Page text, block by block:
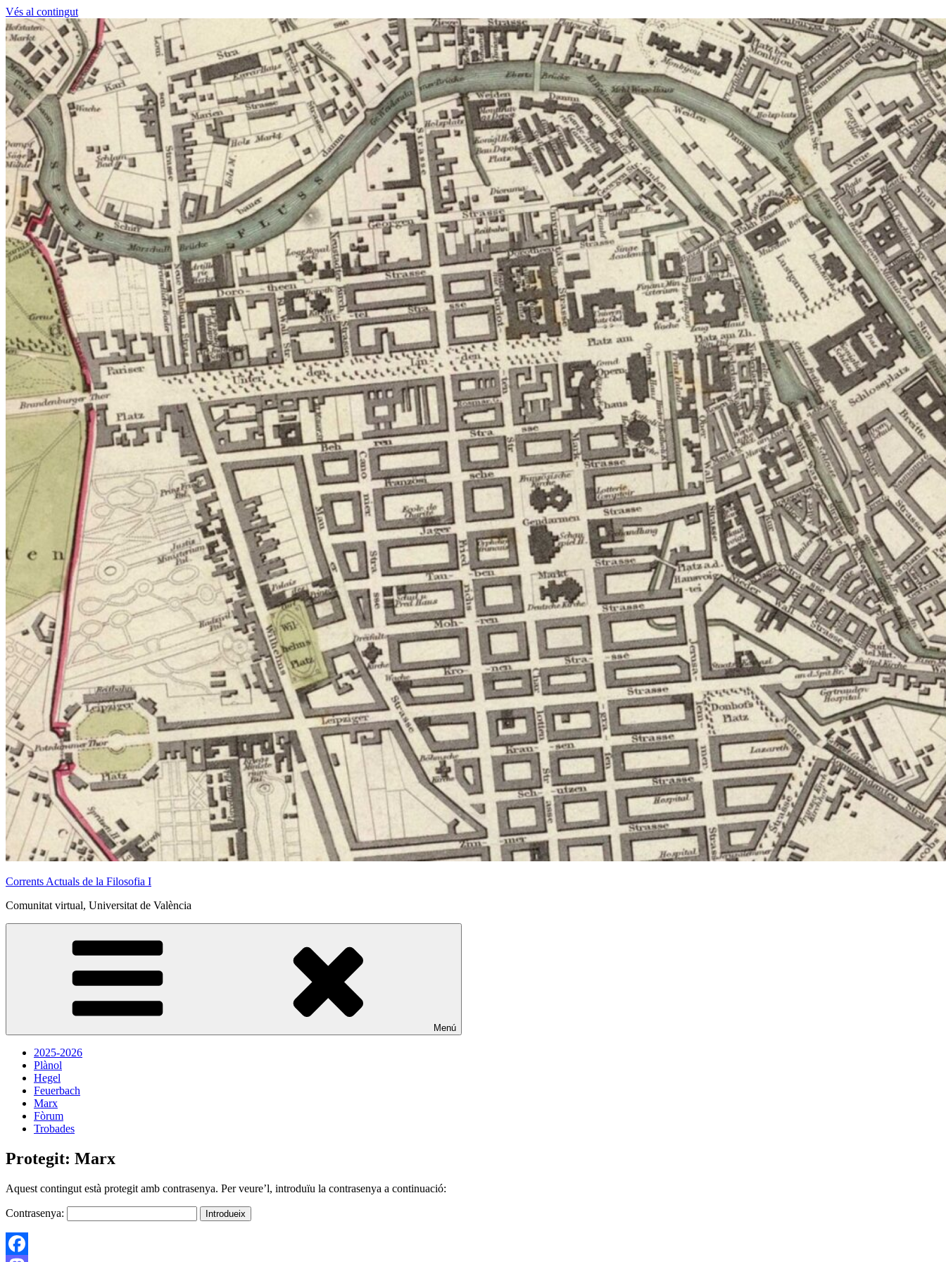
Vés al contingut
Corrents Actuals de la Filosofia I
Comunitat virtual, Universitat de València
Menú
2025-2026
Plànol
Hegel
Feuerbach
Marx
Fòrum
Trobades
Protegit: Marx
Aquest contingut està protegit amb contrasenya. Per veure’l, introduïu la contrasenya a continuació:
Contrasenya: